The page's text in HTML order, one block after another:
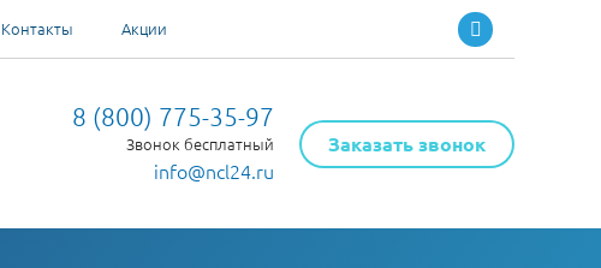
Контакты Акции
8 (800) 775-35-97
Звонок бесплатный
info@ncl24.ru
Заказать звонок